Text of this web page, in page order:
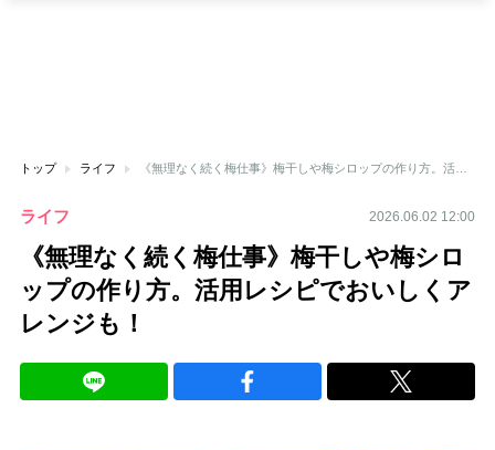
トップ ライフ 《無理なく続く梅仕事》梅干しや梅シロップの作り方。活用レシピでおいしくアレンジも！
ライフ 2026.06.02 12:00
《無理なく続く梅仕事》梅干しや梅シロ
ップの作り方。活用レシピでおいしくア
レンジも！